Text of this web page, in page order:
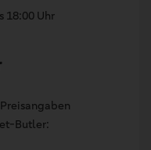
18:00 Uhr
Butler: